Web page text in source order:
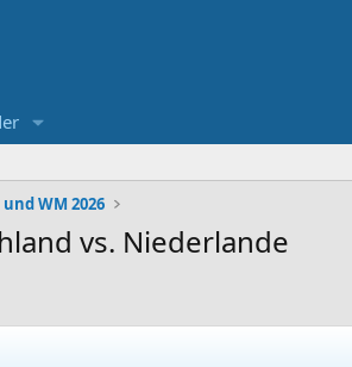
WM 2026
vs. Niederlande